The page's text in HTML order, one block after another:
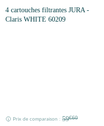
4 cartouches filtrantes JURA -
Claris WHITE 60209
Prix de comparaison : 59€60